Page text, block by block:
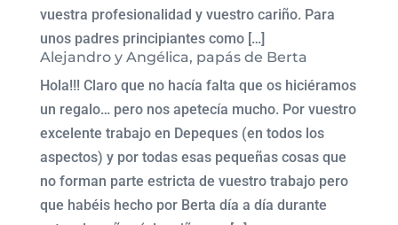
vuestra profesionalidad y vuestro cariño. Para
unos padres principiantes como […]
Alejandro y Angélica, papás de Berta
Hola!!! Claro que no hacía falta que os hiciéramos
un regalo… pero nos apetecía mucho. Por vuestro
excelente trabajo en Depeques (en todos los
aspectos) y por todas esas pequeñas cosas que
no forman parte estricta de vuestro trabajo pero
que habéis hecho por Berta día a día durante